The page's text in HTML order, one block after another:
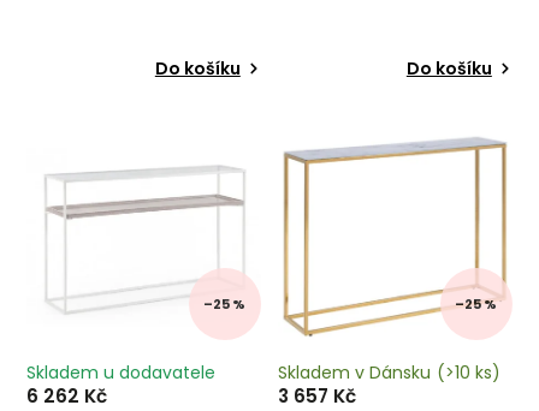
Do košíku Do košíku
–25 %
Skladem u dodavatele
6 262 Kč
–25 %
Skladem v Dánsku (>10 ks)
3 657 Kč